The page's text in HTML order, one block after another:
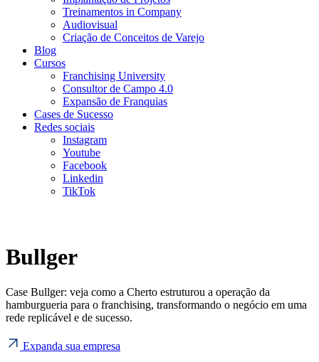
Treinamentos in Company
Audiovisual
Criação de Conceitos de Varejo
Blog
Cursos
Franchising University
Consultor de Campo 4.0
Expansão de Franquias
Cases de Sucesso
Redes sociais
Instagram
Youtube
Facebook
Linkedin
TikTok
Bullger
Case Bullger: veja como a Cherto estruturou a operação da
hamburgueria para o franchising, transformando o negócio em uma
rede replicável e de sucesso.
Expanda sua empresa